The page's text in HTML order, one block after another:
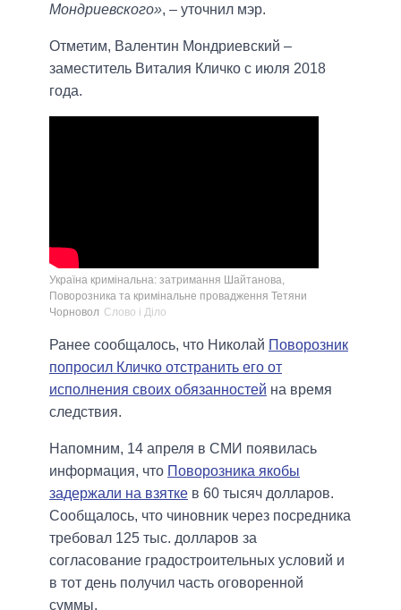
Мондриевского», – уточнил мэр.
Отметим, Валентин Мондриевский –
заместитель Виталия Кличко с июля 2018
года.
Україна кримінальна: затримання Шайтанова,
Поворозника та кримінальне провадження Тетяни
Чорновол Слово і Діло
Ранее сообщалось, что Николай Поворозник
попросил Кличко отстранить его от
исполнения своих обязанностей на время
следствия.
Напомним, 14 апреля в СМИ появилась
информация, что Поворозника якобы
задержали на взятке в 60 тысяч долларов.
Сообщалось, что чиновник через посредника
требовал 125 тыс. долларов за
согласование градостроительных условий и
в тот день получил часть оговоренной
суммы.